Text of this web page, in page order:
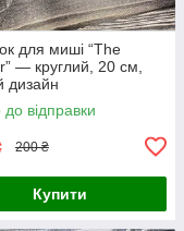
для миші “The
— круглий, 20 см,
дизайн
до відправки
200 ₴
Купити